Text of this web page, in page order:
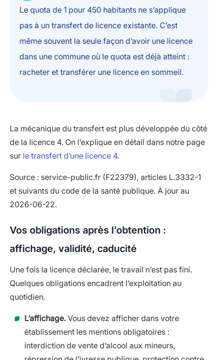
Le quota de 1 pour 450 habitants ne s’applique
pas à un transfert de licence existante. C’est
même souvent la seule façon d’avoir une licence
dans une commune où le quota est déjà atteint :
racheter et transférer une licence en sommeil.
La mécanique du transfert est plus développée du côté
de la licence 4. On l’explique en détail dans notre page
sur le transfert d’une licence 4.
Source : service-public.fr (F22379), articles L.3332-1
et suivants du code de la santé publique. À jour au
2026-06-22.
Vos obligations après l’obtention :
affichage, validité, caducité
Une fois la licence déclarée, le travail n’est pas fini.
Quelques obligations encadrent l’exploitation au
quotidien.
L’affichage. Vous devez afficher dans votre
établissement les mentions obligatoires :
interdiction de vente d’alcool aux mineurs,